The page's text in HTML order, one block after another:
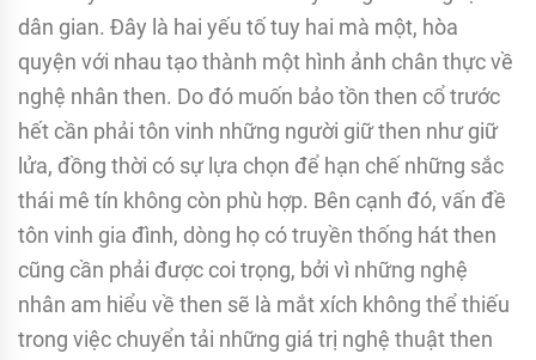
dân gian. Đây là hai yếu tố tuy hai mà một, hòa
quyện với nhau tạo thành một hình ảnh chân thực về
nghệ nhân then. Do đó muốn bảo tồn then cổ trước
hết cần phải tôn vinh những người giữ then như giữ
lửa, đồng thời có sự lựa chọn để hạn chế những sắc
thái mê tín không còn phù hợp. Bên cạnh đó, vấn đề
tôn vinh gia đình, dòng họ có truyền thống hát then
cũng cần phải được coi trọng, bởi vì những nghệ
nhân am hiểu về then sẽ là mắt xích không thể thiếu
trong việc chuyển tải những giá trị nghệ thuật then